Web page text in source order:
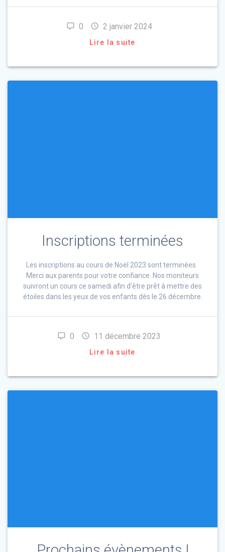
0 2 janvier 2024
Lire la suite
Inscriptions terminées
Les inscriptions au cours de Noël 2023 sont terminées.
Merci aux parents pour votre confiance. Nos moniteurs
suivront un cours ce samedi afin d’être prêt à mettre des
étoiles dans les yeux de vos enfants dès le 26 décembre.
0 11 décembre 2023
Lire la suite